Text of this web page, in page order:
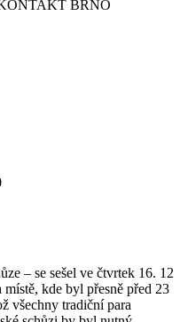
BRNO
– se sešel ve čtvrtek 16. 12
kde byl přesně před 23
všechny tradiční para